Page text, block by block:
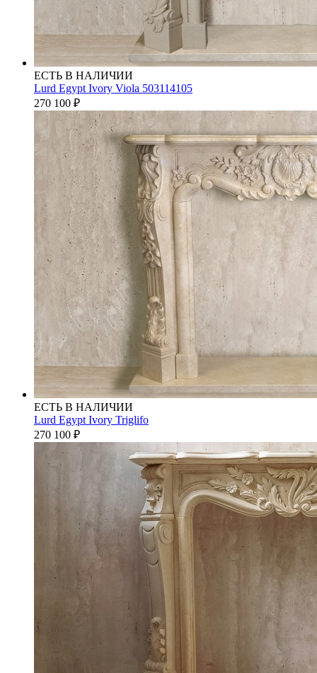
ЕСТЬ В НАЛИЧИИ
Lurd Egypt Ivory Viola 503114105
270 100 ₽
ЕСТЬ В НАЛИЧИИ
Lurd Egypt Ivory Triglifo
270 100 ₽